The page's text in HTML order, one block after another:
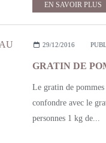
EN SAVOIR PLUS
29/12/2016
Le gratin de
confondre avec le
personnes 1 kg de...